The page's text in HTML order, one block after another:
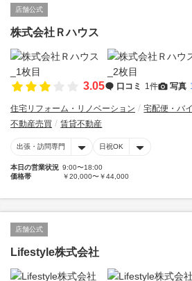
店舗公式
株式会社Ｒハウス
3.05 口コミ 1件 写真
住宅リフォーム・リノベーション
宅配便・バ
不動産売買
賃貸不動産
出張・訪問専門 日祝OK
本日の営業状況 9:00〜18:00
価格帯
￥20,000〜￥44,000
店舗公式
Lifestyle株式会社